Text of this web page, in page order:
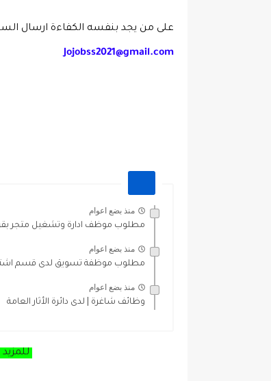
على من يجد بنفسه الكفاءة ارسال
Jojobss2021@gmail.com
منذ بضع اعوام
مطلوب موظف ادارة وتشغيل متجر
منذ بضع اعوام
مطلوب موظفة تسويق لدى قسم
منذ بضع اعوام
وظائف شاغرة | لدى دائرة الأثار العامة